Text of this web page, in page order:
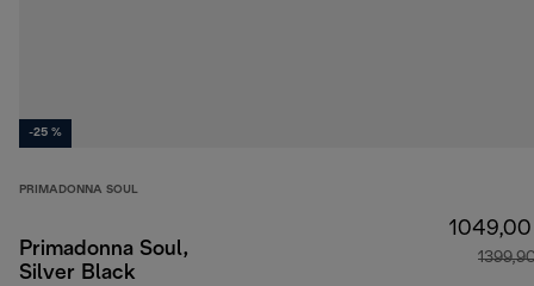
-25 %
PRIMADONNA SOUL
Primadonna Soul,
Silver Black